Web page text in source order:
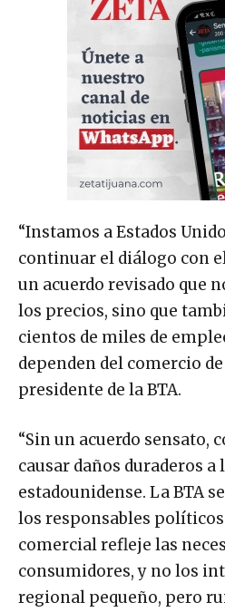
“Instamos a Estados
continuar el diálogo con
un acuerdo revisado que
los precios, sino que
cientos de miles de
dependen del comercio
presidente de la BTA.
“Sin un acuerdo sensato,
causar daños duraderos a
estadounidense. La BTA
los responsables
comercial refleje las
consumidores, y no los
regional pequeño, pero